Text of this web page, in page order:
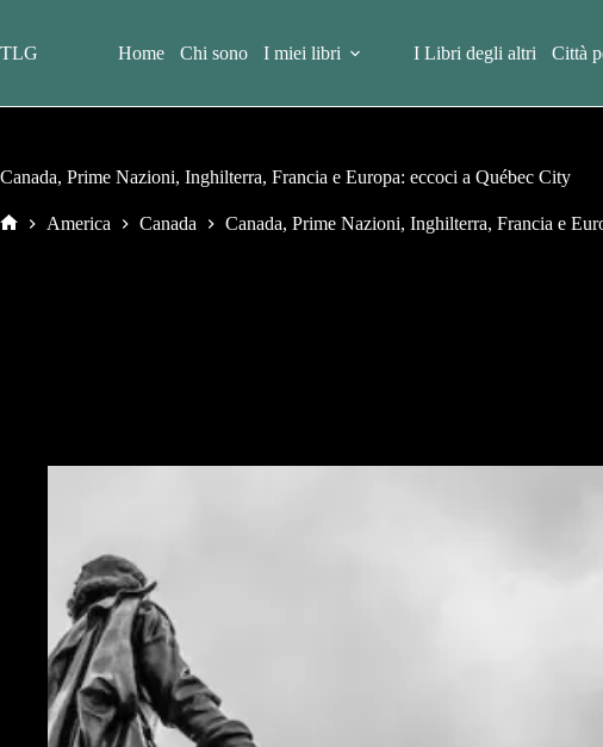
contenuto
TLG Home Chi sono I miei libri I Libri degli altri Città
Canada, Prime Nazioni, Inghilterra, Francia e Europa: eccoci a Québec City
America Canada Canada, Prime Nazioni, Inghilterra, Francia e